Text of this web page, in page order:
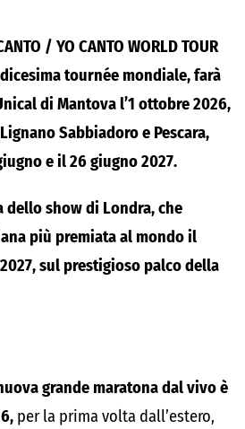
/ YO CANTO WORLD TOUR
tournée mondiale, farà
di Mantova l’1 ottobre 2026,
Sabbiadoro e Pescara,
e il 26 giugno 2027.
dello show di Londra, che
più premiata al mondo il
sul prestigioso palco della
grande maratona dal vivo è
per la prima volta dall’estero,